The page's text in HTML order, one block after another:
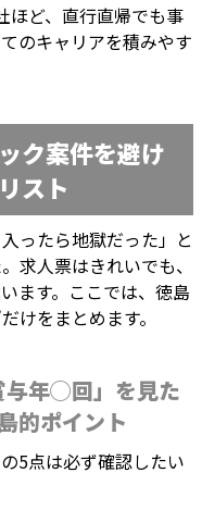
ほど、直行直帰でも事
のキャリアを積みやす
ク案件を避け
スト
ったら地獄だった」と
求人票はきれいでも、
ます。ここでは、徳島
けをまとめます。
与年◯回」を見た
的ポイント
5点は必ず確認したい